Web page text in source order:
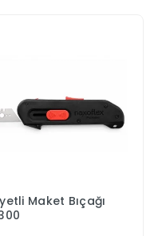
Sepete Ekle
Maket Bıçağı